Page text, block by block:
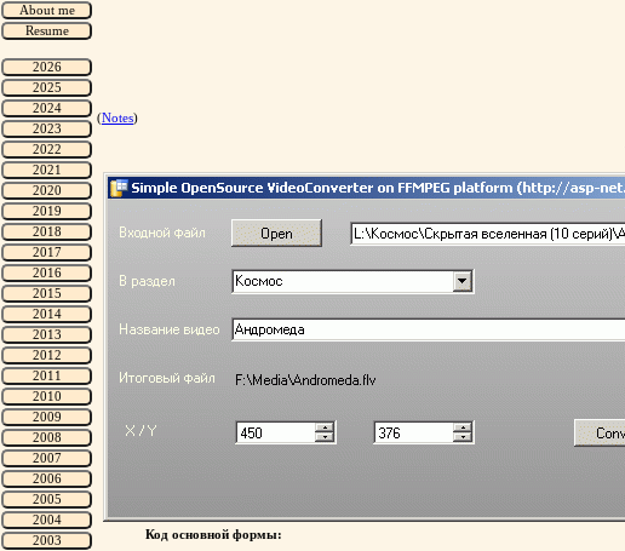
(Notes)
Код основной формы: